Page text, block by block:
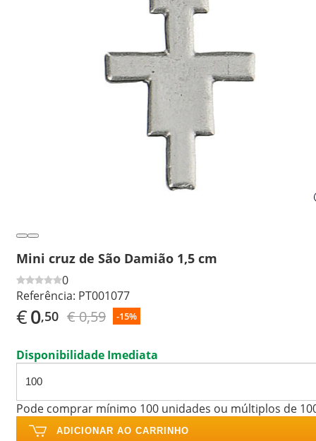
Mini cruz de São Damião 1,5 cm
0
Referência: PT001077
€0,50 € 0,59 -15%
Disponibilidade Imediata
Pode comprar mínimo 100 unidades ou múltiplos de
ADICIONAR AO CARRINHO